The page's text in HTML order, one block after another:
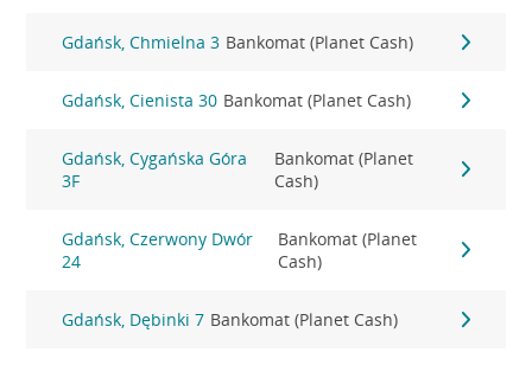
Gdańsk, Chmielna 3 Bankomat (Planet Cash)
Gdańsk, Cienista 30 Bankomat (Planet Cash)
Gdańsk, Cygańska Góra
3F
Bankomat (Planet
Cash)
Gdańsk, Czerwony Dwór
24
Bankomat (Planet
Cash)
Gdańsk, Dębinki 7 Bankomat (Planet Cash)